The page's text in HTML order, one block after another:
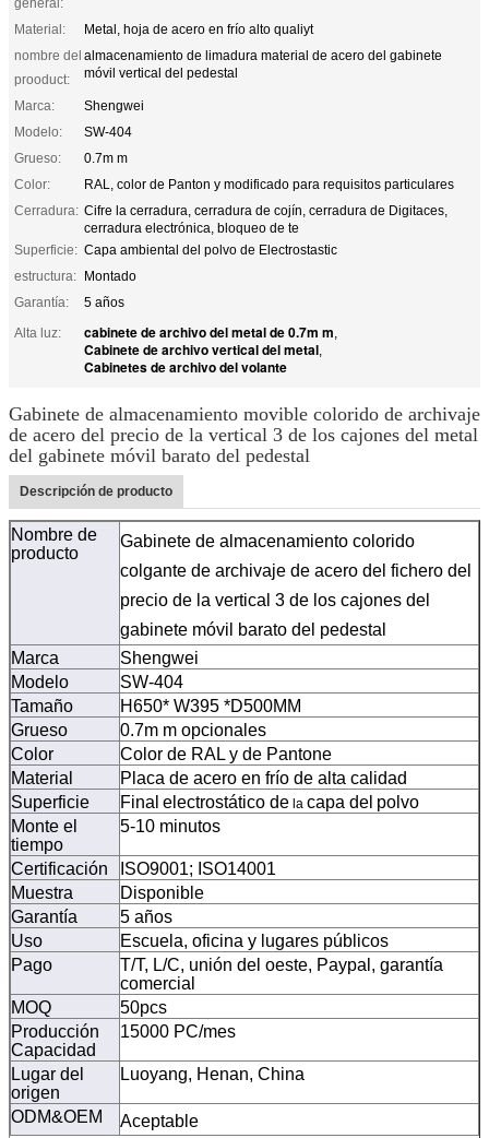
general:
Material:
Metal, hoja de acero en frío alto qualiyt
nombre del
prooduct:
almacenamiento de limadura material de acero del gabinete
móvil vertical del pedestal
Marca:
Shengwei
Modelo:
SW-404
Grueso:
0.7m m
Color:
RAL, color de Panton y modificado para requisitos particulares
Cerradura: Cifre la cerradura, cerradura de cojín, cerradura de Digitaces,
cerradura electrónica, bloqueo de te
Superficie: Capa ambiental del polvo de Electrostastic
estructura: Montado
Garantía:
5 años
Alta luz:
cabinete de archivo del metal de 0.7m m,
Cabinete de archivo vertical del metal,
Cabinetes de archivo del volante
Gabinete de almacenamiento movible colorido de archivaje
de acero del precio de la vertical 3 de los cajones del metal
del gabinete móvil barato del pedestal
Descripción de producto
Nombre de
producto
Gabinete de almacenamiento colorido
colgante de archivaje de acero del fichero del
precio de la vertical 3 de los cajones del
gabinete móvil barato del pedestal
Marca
Shengwei
Modelo
SW-404
Tamaño
H650* W395 *D500MM
Grueso
0.7m m opcionales
Color
Color de RAL y de Pantone
Material
Placa de acero en frío de alta calidad
Superficie
Final electrostático de la capa del polvo
Monte el
tiempo
5-10 minutos
Certificación
ISO9001; ISO14001
Muestra
Disponible
Garantía
5 años
Uso
Escuela, oficina y lugares públicos
Pago
T/T, L/C, unión del oeste, Paypal, garantía
comercial
MOQ
50pcs
Producción
Capacidad
15000 PC/mes
Lugar del
origen
Luoyang, Henan, China
ODM&OEM Aceptable